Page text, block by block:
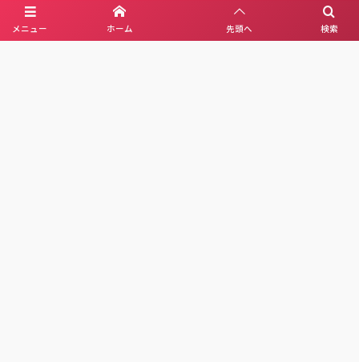
メニュー 検索
ホーム 先頭へ